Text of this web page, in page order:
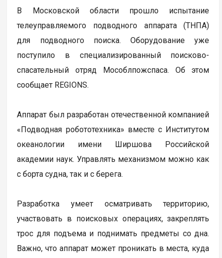
В Московской области прошло испытание
телеуправляемого подводного аппарата (ТНПА)
для подводного поиска. Оборудование уже
поступило в специализированный поисково-
спасательный отряд Мособлпожспаса. Об этом
сообщает REGIONS.
Аппарат был разработан отечественной компанией
«Подводная робототехника» вместе с Институтом
океанологии имени Ширшова Российской
академии наук. Управлять механизмом можно как
с борта судна, так и с берега.
Разработка умеет осматривать территорию,
участвовать в поисковых операциях, закреплять
трос для подъема и поднимать предметы со дна.
Важно, что аппарат может проникать в места, куда